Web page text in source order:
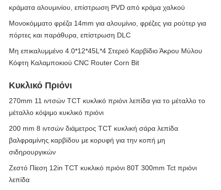
κράματα αλουμινίου, επίστρωση PVD από κράμα χαλκού
Μονοκόμματο φρέζα 14mm για αλουμίνιο, φρέζες για ρούτερ για
πόρτες και παράθυρα, επίστρωση DLC
Μη επικαλυμμένο 4.0*12*45L*4 Στερεό Καρβίδιο Άκρου Μύλου
Κόφτη Καλαμποκιού CNC Router Corn Bit
Κυκλικό Πριόνι
270mm 11 ιντσών TCT κυκλικό πριόνι λεπίδα για το μέταλλο το
μέταλλο κόψιμο κυκλικό πριόνι
200 mm 8 ιντσών διάμετρος TCT κυκλική σάρα λεπίδα
βαλφραμίνης καρβίδου με κορυφή για την κοπή μη
σιδηρουργικών
Ζεστό Πίεση 12in TCT κυκλικό πριόνι 80T 300mm Tct πριόνι
λεπίδα